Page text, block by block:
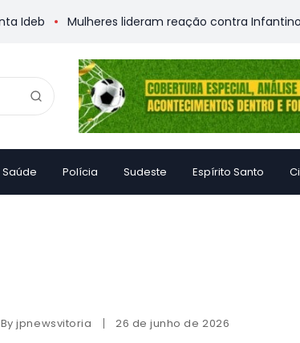
Mulheres lideram reação contra Infantino em
Saúde Polícia Sudeste Espírito Santo
Byjpnewsvitoria 26 de junho de 2026